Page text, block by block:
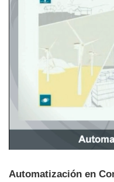
Automatización en